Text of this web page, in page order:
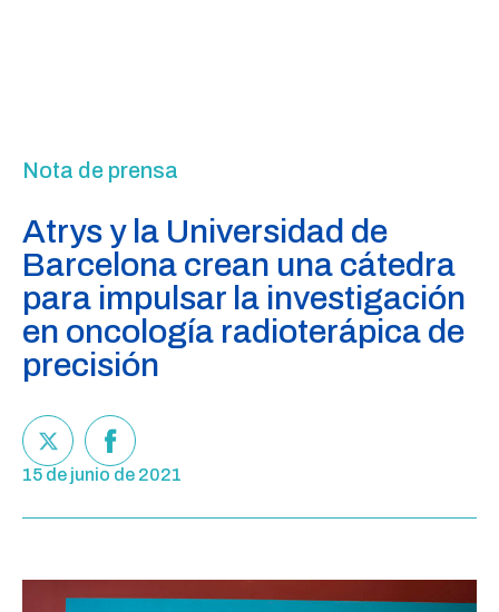
Nota de prensa
Atrys y la Universidad de
Barcelona crean una cátedra
para impulsar la investigación
en oncología radioterápica de
precisión
15 de junio de 2021